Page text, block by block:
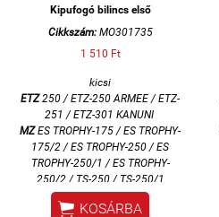
Kipufogó bilincs első
Cikkszám:MO301735
1 510 Ft
kicsi
ETZ250 / ETZ-250 ARMEE / ETZ-
251 / ETZ-301 KANUNI
MZES TROPHY-175 / ES TROPHY-
175/2 / ES TROPHY-250 / ES
TROPHY-250/1 / ES TROPHY-
250/2 / TS-250 / TS-250/1
 KOSÁRBA